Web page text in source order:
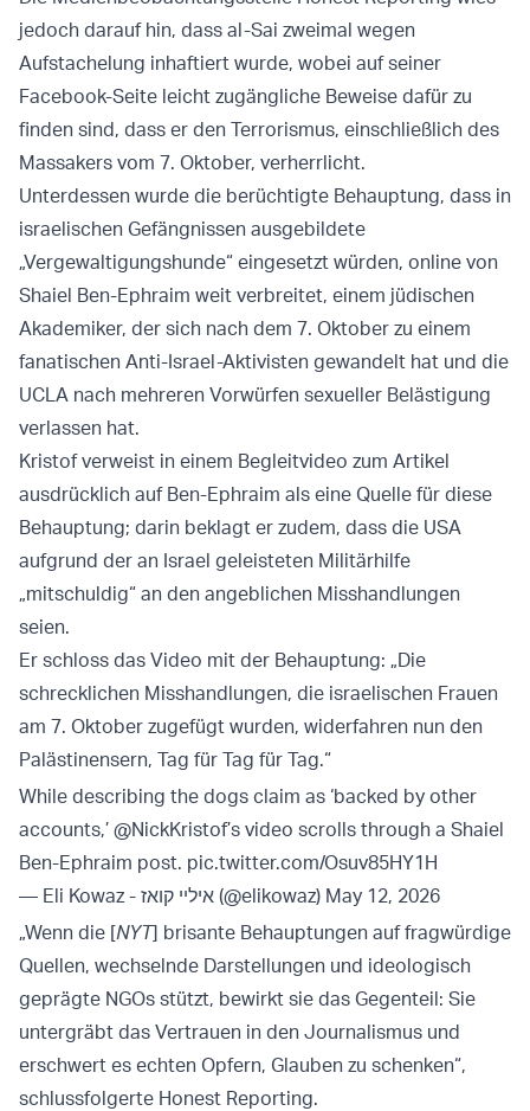
jedoch darauf hin, dass al-Sai zweimal wegen
Aufstachelung inhaftiert wurde, wobei auf seiner
Facebook-Seite leicht zugängliche Beweise dafür zu
finden sind, dass er den Terrorismus, einschließlich des
Massakers vom 7. Oktober, verherrlicht.
Unterdessen wurde die berüchtigte Behauptung, dass in
israelischen Gefängnissen ausgebildete
„Vergewaltigungshunde“ eingesetzt würden, online von
Shaiel Ben-Ephraim weit verbreitet, einem jüdischen
Akademiker, der sich nach dem 7. Oktober zu einem
fanatischen Anti-Israel-Aktivisten gewandelt hat und die
UCLA nach mehreren Vorwürfen sexueller Belästigung
verlassen hat.
Kristof verweist in einem Begleitvideo zum Artikel
ausdrücklich auf Ben-Ephraim als eine Quelle für diese
Behauptung; darin beklagt er zudem, dass die USA
aufgrund der an Israel geleisteten Militärhilfe
„mitschuldig“ an den angeblichen Misshandlungen
seien.
Er schloss das Video mit der Behauptung: „Die
schrecklichen Misshandlungen, die israelischen Frauen
am 7. Oktober zugefügt wurden, widerfahren nun den
Palästinensern, Tag für Tag für Tag.“
While describing the dogs claim as ‘backed by other
accounts,’ @NickKristof’s video scrolls through a Shaiel
Ben-Ephraim post. pic.twitter.com/Osuv85HY1H
— Eli Kowaz - איליי קואז (@elikowaz) May 12, 2026
„Wenn die [NYT] brisante Behauptungen auf fragwürdige
Quellen, wechselnde Darstellungen und ideologisch
geprägte NGOs stützt, bewirkt sie das Gegenteil: Sie
untergräbt das Vertrauen in den Journalismus und
erschwert es echten Opfern, Glauben zu schenken“,
schlussfolgerte Honest Reporting.